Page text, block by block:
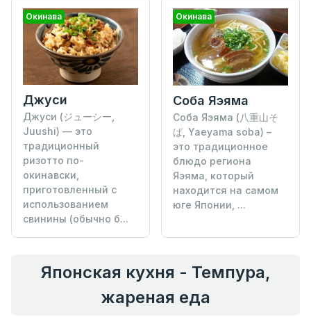
Окинава
Джуси
Джуси (ジューシー,
Juushi) — это
традиционный
ризотто по-
окинавски,
приготовленный с
использованием
свинины (обычно б...
Окинава
Соба Яэяма
Соба Яэяма (八重山そ
ば, Yaeyama soba) –
это традиционное
блюдо региона
Яэяма, который
находится на самом
юге Японии, ...
Японская кухня - Темпура,
жареная еда